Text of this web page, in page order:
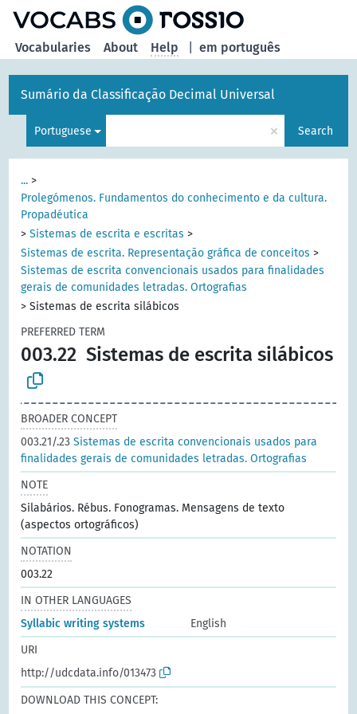
em português
Vocabularies About Help
Sumário da Classificação Decimal Universal
Portuguese × Search
... >
Prolegómenos. Fundamentos do conhecimento e da cultura.
Propadéutica
>Sistemas de escrita e escritas >
Sistemas de escrita. Representação gráfica de conceitos >
Sistemas de escrita convencionais usados para finalidades
gerais de comunidades letradas. Ortografias
>Sistemas de escrita silábicos
PREFERRED TERM
003.22 Sistemas de escrita silábicos
BROADER CONCEPT
003.21/.23Sistemas de escrita convencionais usados para
finalidades gerais de comunidades letradas. Ortografias
NOTE
Silabários. Rébus. Fonogramas. Mensagens de texto
(aspectos ortográficos)
NOTATION
003.22
IN OTHER LANGUAGES
Syllabic writing systems
English
URI
http://udcdata.info/013473
DOWNLOAD THIS CONCEPT: